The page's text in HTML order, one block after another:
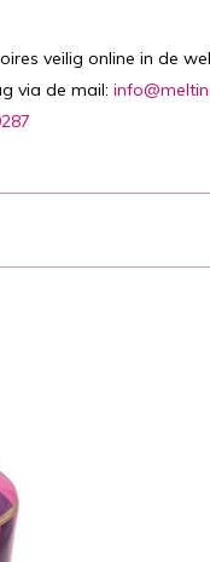
veilig online in de
via de mail: